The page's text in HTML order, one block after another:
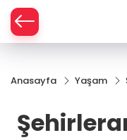
Anasayfa Yaşam